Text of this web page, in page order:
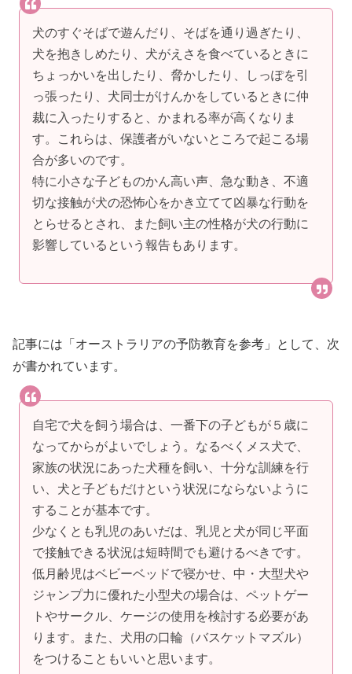
犬のすぐそばで遊んだり、そばを通り過ぎたり、
犬を抱きしめたり、犬がえさを食べているときに
ちょっかいを出したり、脅かしたり、しっぽを引
っ張ったり、犬同士がけんかをしているときに仲
裁に入ったりすると、かまれる率が高くなりま
す。これらは、保護者がいないところで起こる場
合が多いのです。
特に小さな子どものかん高い声、急な動き、不適
切な接触が犬の恐怖心をかき立てて凶暴な行動を
とらせるとされ、また飼い主の性格が犬の行動に
影響しているという報告もあります。
記事には「オーストラリアの予防教育を参考」として、次
が書かれています。
自宅で犬を飼う場合は、一番下の子どもが５歳に
なってからがよいでしょう。なるべくメス犬で、
家族の状況にあった犬種を飼い、十分な訓練を行
い、犬と子どもだけという状況にならないように
することが基本です。
少なくとも乳児のあいだは、乳児と犬が同じ平面
で接触できる状況は短時間でも避けるべきです。
低月齢児はベビーベッドで寝かせ、中・大型犬や
ジャンプ力に優れた小型犬の場合は、ペットゲー
トやサークル、ケージの使用を検討する必要があ
ります。また、犬用の口輪（バスケットマズル）
をつけることもいいと思います。